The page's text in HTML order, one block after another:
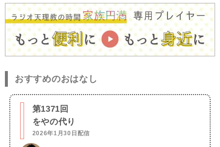
おすすめのおはなし
第1371回
をやの代り
2026年1月30日配信